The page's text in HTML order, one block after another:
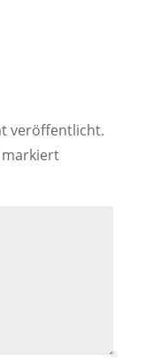
veröffentlicht.
markiert